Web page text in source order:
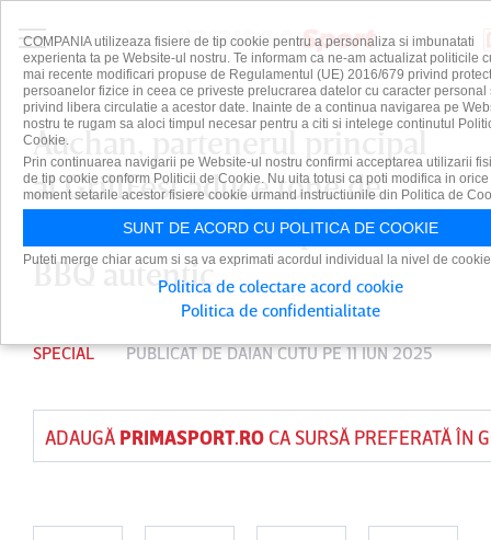
Auchan, partenerul principal
al GrillFest aduce tone de
carne românească, pentru un
BBQ autentic
SPECIAL PUBLICAT DEDAIAN CUTUPE 11 IUN 2025
ADAUGĂ PRIMASPORT.ROCA SURSĂ PREFERATĂ ÎN
COMPANIA utilizeaza fisiere de tip cookie pentru a personaliza si imbunatati
experienta ta pe Website-ul nostru. Te informam ca ne-am actualizat politicile
mai recente modificari propuse de Regulamentul (UE) 2016/679 privind
persoanelor fizice in ceea ce priveste prelucrarea datelor cu caracter personal
privind libera circulatie a acestor date. Inainte de a continua navigarea pe
nostru te rugam sa aloci timpul necesar pentru a citi si intelege continutul
Cookie.
Prin continuarea navigarii pe Website-ul nostru confirmi acceptarea utilizarii
de tip cookie conform Politicii de Cookie. Nu uita totusi ca poti modifica in orice
moment setarile acestor fisiere cookie urmand instructiunile din Politica de
SUNT DE ACORD CU POLITICA DE COOKIE
Puteti merge chiar acum si sa va exprimati acordul individual la nivel de
Politica de colectare acord cookie
Politica de confidentialitate